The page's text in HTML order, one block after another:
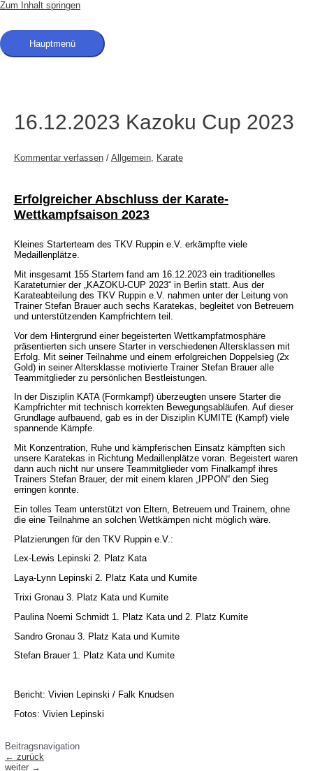
Zum Inhalt springen
Hauptmenü
16.12.2023 Kazoku Cup 2023
Kommentar verfassen / Allgemein, Karate
Erfolgreicher Abschluss der Karate-
Wettkampfsaison 2023
Kleines Starterteam des TKV Ruppin e.V. erkämpfte viele
Medaillenplätze.
Mit insgesamt 155 Startern fand am 16.12.2023 ein traditionelles
Karateturnier der „KAZOKU-CUP 2023“ in Berlin statt. Aus der
Karateabteilung des TKV Ruppin e.V. nahmen unter der Leitung von
Trainer Stefan Brauer auch sechs Karatekas, begleitet von Betreuern
und unterstützenden Kampfrichtern teil.
Vor dem Hintergrund einer begeisterten Wettkampfatmosphäre
präsentierten sich unsere Starter in verschiedenen Altersklassen mit
Erfolg. Mit seiner Teilnahme und einem erfolgreichen Doppelsieg (2x
Gold) in seiner Altersklasse motivierte Trainer Stefan Brauer alle
Teammitglieder zu persönlichen Bestleistungen.
In der Disziplin KATA (Formkampf) überzeugten unsere Starter die
Kampfrichter mit technisch korrekten Bewegungsabläufen. Auf dieser
Grundlage aufbauend, gab es in der Disziplin KUMITE (Kampf) viele
spannende Kämpfe.
Mit Konzentration, Ruhe und kämpferischen Einsatz kämpften sich
unsere Karatekas in Richtung Medaillenplätze voran. Begeistert waren
dann auch nicht nur unsere Teammitglieder vom Finalkampf ihres
Trainers Stefan Brauer, der mit einem klaren „IPPON“ den Sieg
erringen konnte.
Ein tolles Team unterstützt von Eltern, Betreuern und Trainern, ohne
die eine Teilnahme an solchen Wettkämpen nicht möglich wäre.
Platzierungen für den TKV Ruppin e.V.:
Lex-Lewis Lepinski 2. Platz Kata
Laya-Lynn Lepinski 2. Platz Kata und Kumite
Trixi Gronau 3. Platz Kata und Kumite
Paulina Noemi Schmidt 1. Platz Kata und 2. Platz Kumite
Sandro Gronau 3. Platz Kata und Kumite
Stefan Brauer 1. Platz Kata und Kumite
Bericht: Vivien Lepinski / Falk Knudsen
Fotos: Vivien Lepinski
Beitragsnavigation
← zurück
weiter →